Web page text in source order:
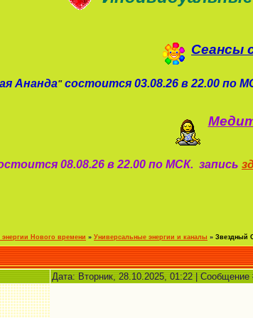
Сеансы
Ананда" состоится 03.08.26 в 22.00 по
08.08.26 в 22.00 по МСК. запись
Нового времени » Универсальные энергии и каналы » Звездный
Дата: Вторник, 28.10.2025, 01:22 | Сообщение